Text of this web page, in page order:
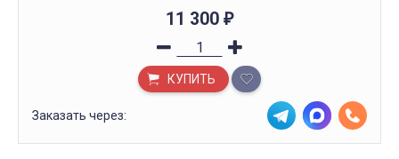
11 300 ₽
КУПИТЬ
Заказать через: